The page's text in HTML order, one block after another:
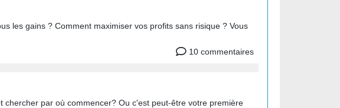
les gains ? Comment maximiser vos profits sans risique ? Vous
10 commentaires
par où commencer? Ou c'est peut-être votre première